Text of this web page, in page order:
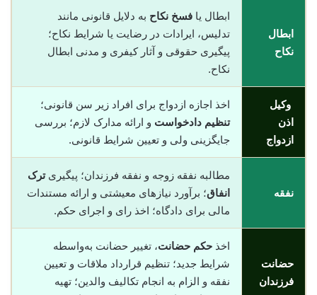
ابطال
نکاح
ابطال یا فسخ نکاح به دلایل قانونی مانند
تدلیس، ایرادات در رضایت یا شرایط نکاح؛
پیگیری حقوقی و آثار کیفری و مدنی ابطال
نکاح.
وکیل
اذن
ازدواج
اخذ اجازه ازدواج برای افراد زیر سن قانونی؛
تنظیم دادخواست و ارائه مدارک لازم؛ بررسی
جایگزینی ولی و تعیین شرایط قانونی.
نفقه
مطالبه نفقه زوجه و نفقه فرزندان؛ پیگیریترک
انفاق؛ برآورد نیازهای معیشتی و ارائه مستندات
مالی برای دادگاه؛ اخذ رای و اجرای حکم.
حضانت
فرزندان
اخذ حکم حضانت، تغییر حضانت به‌واسطه
شرایط جدید؛ تنظیم قرارداد ملاقات و تعیین
نفقه و الزام به انجام تکالیف والدین؛ تهیه